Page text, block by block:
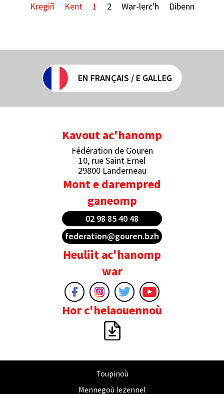
Kregiñ Kent 1 2 War-lerc'h Dibenn
EN FRANÇAIS / E GALLEG
Kavout ac'hanomp
Fédération de Gouren
10, rue Saint Ernel
29800 Landerneau
Mont e darempred
ganeomp
02 98 85 40 48
federation@gouren.bzh
Heuliit ac'hanomp
war
Hor c'helaouennoù
Toupinoù
Mennegoù lezennel